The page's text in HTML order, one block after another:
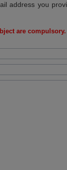
address you
are compulsory.